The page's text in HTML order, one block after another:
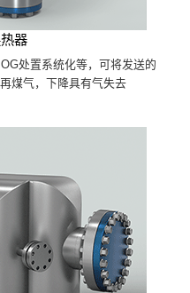
器
处置系统化等，可将发送的
煤气，下降具有气失去